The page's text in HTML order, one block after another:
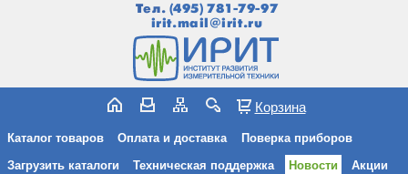
Тел. (495) 781-79-97
irit.mail@irit.ru
Корзина
Каталог товаров Оплата и доставка Поверка приборов
Загрузить каталоги Техническая поддержка Новости Акции